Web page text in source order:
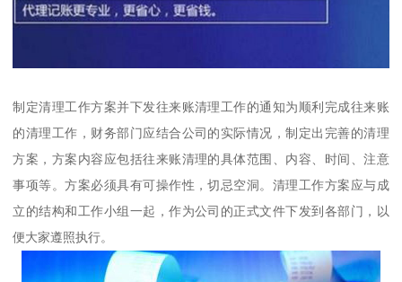
制定清理工作方案并下发往来账清理工作的通知为顺利完成往来账
的清理工作，财务部门应结合公司的实际情况，制定出完善的清理
方案，方案内容应包括往来账清理的具体范围、内容、时间、注意
事项等。方案必须具有可操作性，切忌空洞。清理工作方案应与成
立的结构和工作小组一起，作为公司的正式文件下发到各部门，以
便大家遵照执行。